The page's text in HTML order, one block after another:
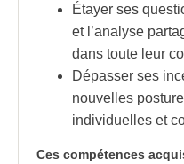
Étayer ses
et l’analyse
dans toute leur
Dépasser ses
nouvelles
individuelles et
Ces compétences